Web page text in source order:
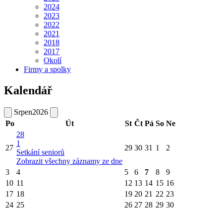
2024
2023
2022
2021
2018
2017
Okolí
Firmy a spolky
Kalendář
Srpen2026
Po
Út St Čt Pá So Ne
27
28
1
Setkání seniorů
Zobrazit všechny záznamy ze dne
29 30 31 1 2
3 4 5 6 7 8
9
10 11 12 13 14 15 16
17 18 19 20 21 22 23
24 25 26 27 28 29 30